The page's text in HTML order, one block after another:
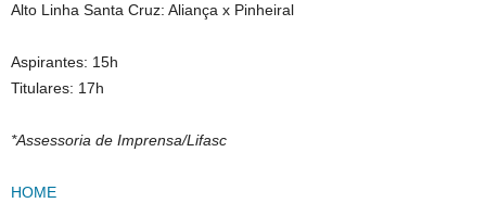
Alto Linha Santa Cruz: Aliança x Pinheiral
Aspirantes: 15h
Titulares: 17h
*Assessoria de Imprensa/Lifasc
HOME